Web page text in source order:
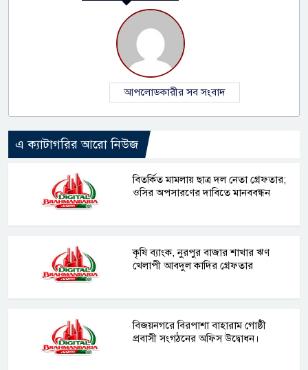
আপলোডকারীর সব সংবাদ
এ ক্যাটাগরির আরো নিউজ
বিতর্কিত মামলায় ছাত্র দল নেতা গ্রেফতার;
ওসির অপসারণের দাবিতে মানববন্ধন
কৃষি ব্যাংক, নুরপুর বাজার শাখার ঋণ
খেলাপী আবদুল কাদির গ্রেফতার
বিজয়নগরে বিরপাশা বাহারাম গোষ্ঠী
প্রবাসী সংগঠনের অফিস উদ্বোধন।